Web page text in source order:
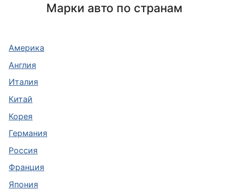
Марки авто по странам
Америка
Англия
Италия
Китай
Корея
Германия
Россия
Франция
Япония